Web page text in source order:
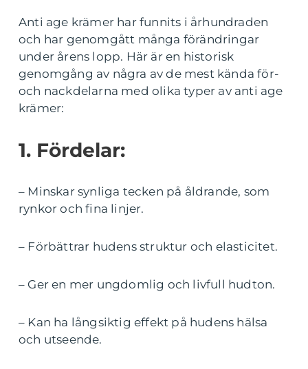
Anti age krämer har funnits i århundraden
och har genomgått många förändringar
under årens lopp. Här är en historisk
genomgång av några av de mest kända för-
och nackdelarna med olika typer av anti age
krämer:
1. Fördelar:
– Minskar synliga tecken på åldrande, som
rynkor och fina linjer.
– Förbättrar hudens struktur och elasticitet.
– Ger en mer ungdomlig och livfull hudton.
– Kan ha långsiktig effekt på hudens hälsa
och utseende.